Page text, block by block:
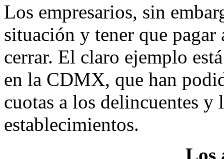
Los empresarios, sin
situación y tener que
cerrar. El claro ejemplo
en la CDMX, que han
cuotas a los delincuentes y
establecimientos.
Los